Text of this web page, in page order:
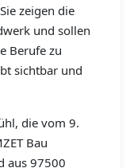
zeigen die
und sollen
Berufe zu
sichtbar und
die vom 9.
Bau
aus 97500